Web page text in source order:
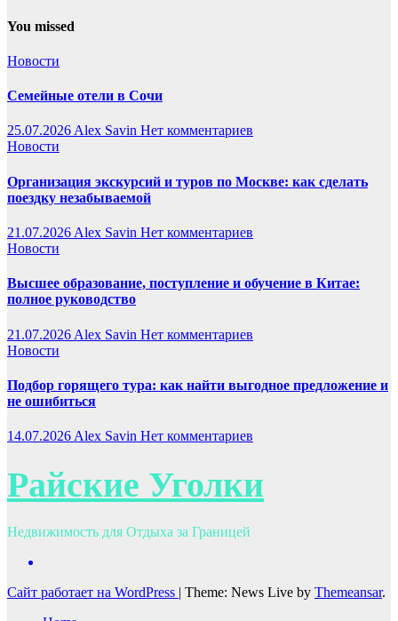
You missed
Новости
Семейные отели в Сочи
25.07.2026Alex Savin Нет комментариев
Новости
Организация экскурсий и туров по Москве: как сделать
поездку незабываемой
21.07.2026 Alex Savin Нет комментариев
Новости
Высшее образование, поступление и обучение в Китае:
полное руководство
21.07.2026 Alex Savin Нет комментариев
Новости
Подбор горящего тура: как найти выгодное предложение и
не ошибиться
14.07.2026 Alex Savin Нет комментариев
Райские Уголки
Недвижимость для Отдыха за Границей
Сайт работает на WordPress | Theme: News Live by Themeansar.